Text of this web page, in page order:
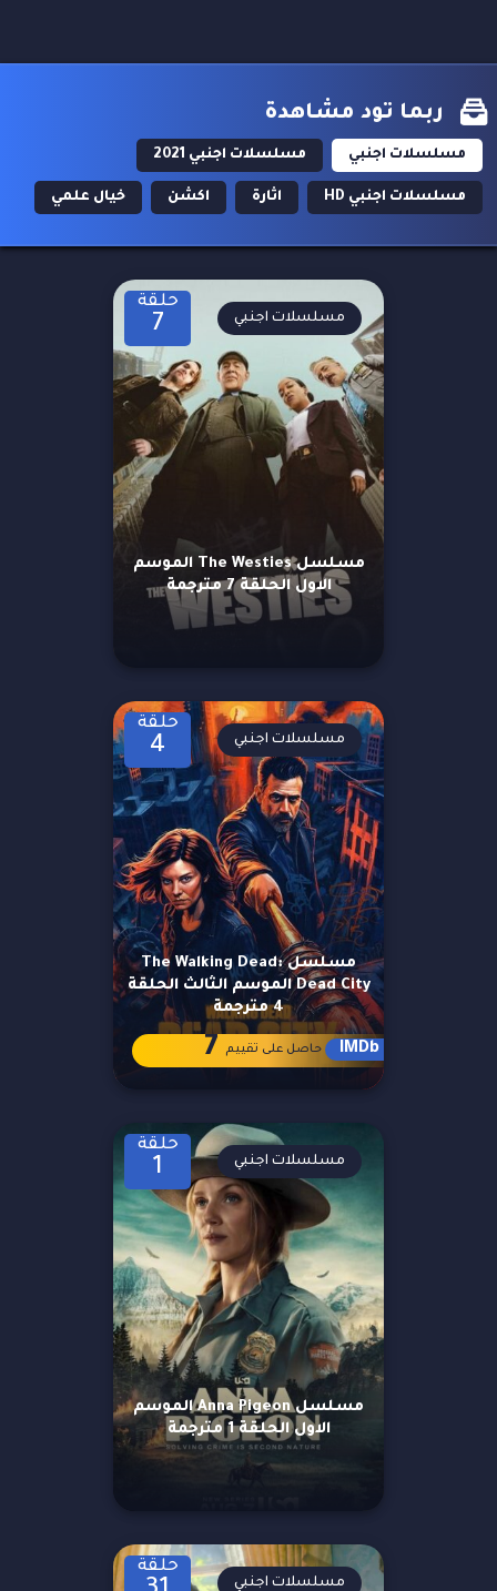
ربما تود مشاهدة
مسلسلات اجنبي مسلسلات اجنبي 2021
مسلسلات اجنبي HD اثارة اكشن خيال علمي
حلقة
7
مسلسل The Westies الموسم
الاول الحلقة 7 مترجمة
مسلسلات اجنبي
حلقة
4
مسلسل The Walking Dead:
Dead City الموسم الثالث الحلقة
4 مترجمة
مسلسلات اجنبي
IMDb حاصل على تقييم 7
حلقة
1
مسلسل Anna Pigeon الموسم
الاول الحلقة 1 مترجمة
مسلسلات اجنبي
حلقة
مسلسلات اجنبي